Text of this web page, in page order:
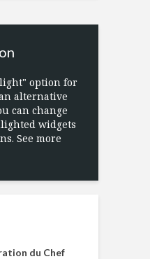
option for
alternative
can change
widgets
See more
du Chef